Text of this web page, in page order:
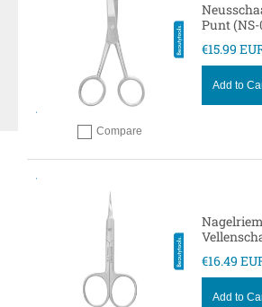
Add to compare
Compare
Punt (NS-
€15.99
Add to
€16.49
Add to